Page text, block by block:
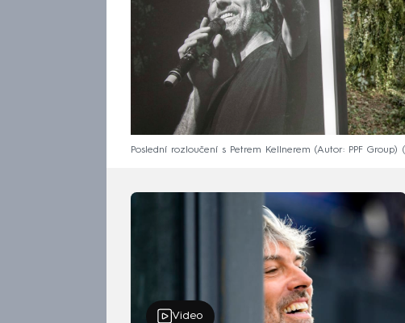
Poslední rozloučení s Petrem Kellnerem (Autor: PPF Group)
Video